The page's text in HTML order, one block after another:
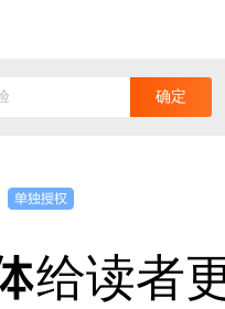
确定
给读者